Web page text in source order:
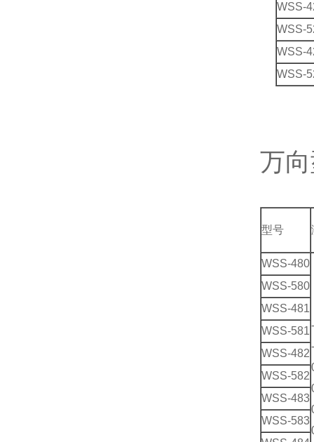
WSS-
WSS-
WSS-
WSS-
万
型号
WSS-480
WSS-580
WSS-481
WSS-581
WSS-482
WSS-582
WSS-483
WSS-583